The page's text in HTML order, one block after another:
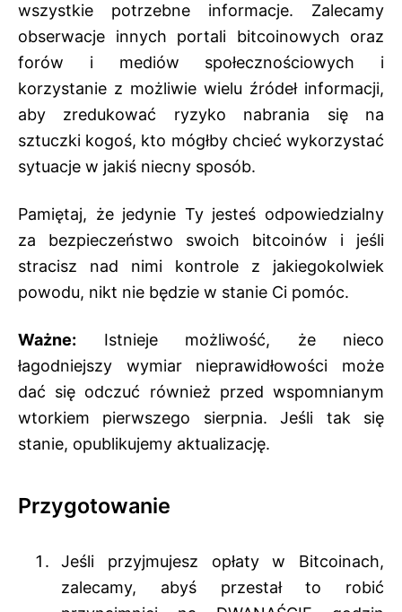
wszystkie potrzebne informacje. Zalecamy
obserwacje innych portali bitcoinowych oraz
forów i mediów społecznościowych i
korzystanie z możliwie wielu źródeł informacji,
aby zredukować ryzyko nabrania się na
sztuczki kogoś, kto mógłby chcieć wykorzystać
sytuacje w jakiś niecny sposób.
Pamiętaj, że jedynie Ty jesteś odpowiedzialny
za bezpieczeństwo swoich bitcoinów i jeśli
stracisz nad nimi kontrole z jakiegokolwiek
powodu, nikt nie będzie w stanie Ci pomóc.
Ważne: Istnieje możliwość, że nieco
łagodniejszy wymiar nieprawidłowości może
dać się odczuć również przed wspomnianym
wtorkiem pierwszego sierpnia. Jeśli tak się
stanie, opublikujemy aktualizację.
Przygotowanie
Jeśli przyjmujesz opłaty w Bitcoinach,
zalecamy, abyś przestał to robić